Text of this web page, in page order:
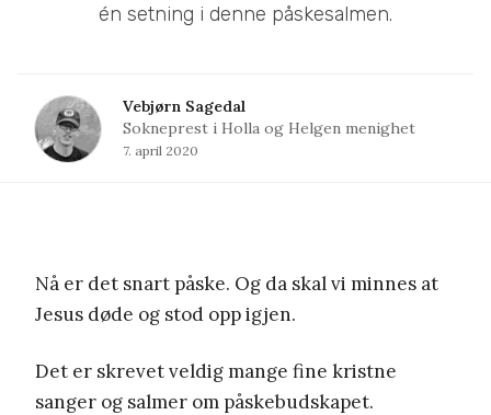
én setning i denne påskesalmen.
Vebjørn Sagedal
Sokneprest i Holla og Helgen menighet
7. april 2020
Nå er det snart påske. Og da skal vi minnes at
Jesus døde og stod opp igjen.
Det er skrevet veldig mange fine kristne
sanger og salmer om påskebudskapet.